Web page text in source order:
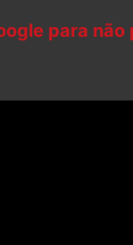
para não